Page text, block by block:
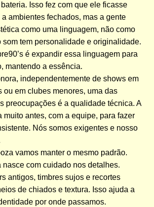
Isso fez com que ele ficasse
ambientes fechados, mas a gente
como uma linguagem, não como
som tem personalidade e originalidade.
é expandir essa linguagem para
mantendo a essência.
independentemente de shows em
ou em clubes menores, uma das
preocupações é a qualidade técnica. A
muito antes, com a equipe, para fazer
Nós somos exigentes e nosso
vamos manter o mesmo padrão.
nasce com cuidado nos detalhes.
antigos, timbres sujos e recortes
de chiados e textura. Isso ajuda a
por onde passamos.